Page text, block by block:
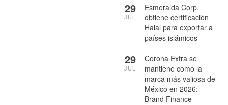
Esmeralda Corp.
obtiene certificación
Halal para exportar a
países islámicos
29
JUL
Corona Extra se
mantiene como la
marca más valiosa de
México en 2026:
Brand Finance
29
JUL